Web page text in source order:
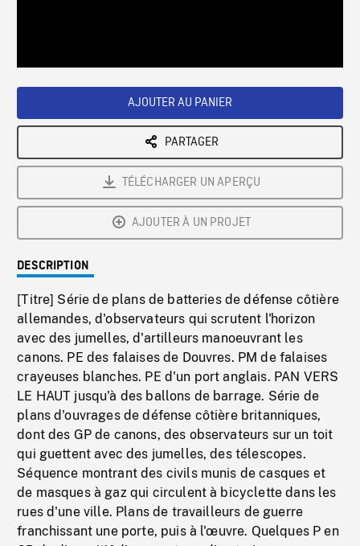
AJOUTER AU PANIER
PARTAGER
TÉLÉCHARGER UN APERÇU
AJOUTER À UN PROJET
DESCRIPTION
[Titre] Série de plans de batteries de défense côtière
allemandes, d'observateurs qui scrutent l'horizon
avec des jumelles, d'artilleurs manoeuvrant les
canons. PE des falaises de Douvres. PM de falaises
crayeuses blanches. PE d'un port anglais. PAN VERS
LE HAUT jusqu'à des ballons de barrage. Série de
plans d'ouvrages de défense côtière britanniques,
dont des GP de canons, des observateurs sur un toit
qui guettent avec des jumelles, des télescopes.
Séquence montrant des civils munis de casques et
de masques à gaz qui circulent à bicyclette dans les
rues d'une ville. Plans de travailleurs de guerre
franchissant une porte, puis à l'œuvre. Quelques P en